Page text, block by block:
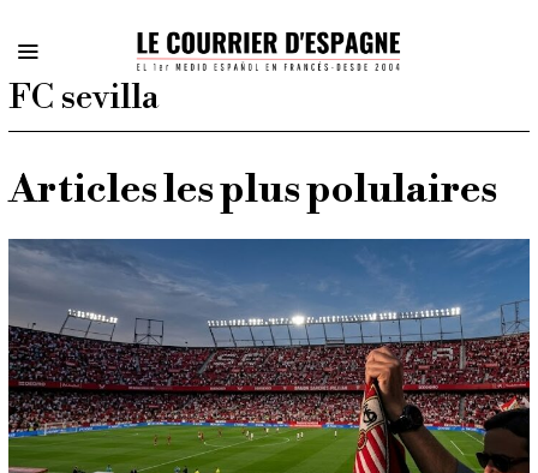
FC sevilla
Articles les plus polulaires